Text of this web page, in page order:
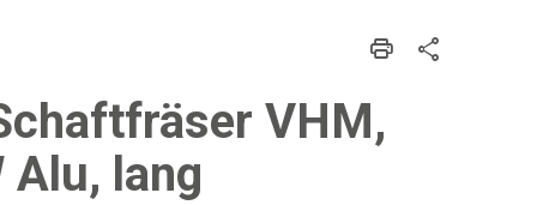
VHM,
Alu, lang